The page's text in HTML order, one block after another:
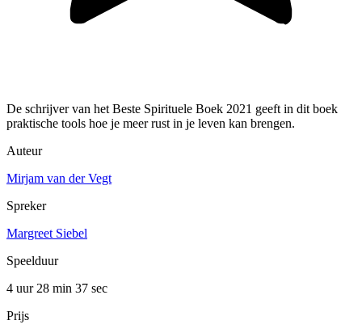
De schrijver van het Beste Spirituele Boek 2021 geeft in dit boek
praktische tools hoe je meer rust in je leven kan brengen.
Auteur
Mirjam van der Vegt
Spreker
Margreet Siebel
Speelduur
4 uur 28 min 37 sec
Prijs